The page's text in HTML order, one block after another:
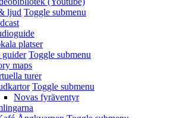
ljud Toggle submenu
platser
Toggle submenu
maps
turer
Toggle submenu
Novas fyräventyr